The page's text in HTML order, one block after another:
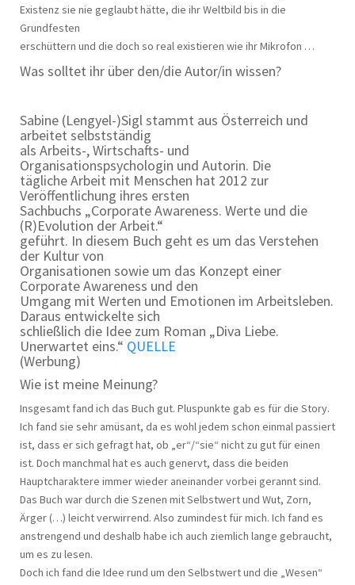
Existenz sie nie geglaubt hätte, die ihr Weltbild bis in die
Grundfesten
erschüttern und die doch so real existieren wie ihr Mikrofon …
Was solltet ihr über den/die Autor/in wissen?
Sabine (Lengyel-)Sigl stammt aus Österreich und
arbeitet selbstständig
als Arbeits-, Wirtschafts- und
Organisationspsychologin und Autorin. Die
tägliche Arbeit mit Menschen hat 2012 zur
Veröffentlichung ihres ersten
Sachbuchs „Corporate Awareness. Werte und die
(R)Evolution der Arbeit.“
geführt. In diesem Buch geht es um das Verstehen
der Kultur von
Organisationen sowie um das Konzept einer
Corporate Awareness und den
Umgang mit Werten und Emotionen im Arbeitsleben.
Daraus entwickelte sich
schließlich die Idee zum Roman „Diva Liebe.
Unerwartet eins.“ QUELLE
(Werbung)
Wie ist meine Meinung?
Insgesamt fand ich das Buch gut. Pluspunkte gab es für die Story.
Ich fand sie sehr amüsant, da es wohl jedem schon einmal passiert
ist, dass er sich gefragt hat, ob „er“/“sie“ nicht zu gut für einen
ist. Doch manchmal hat es auch genervt, dass die beiden
Hauptcharaktere immer wieder aneinander vorbei gerannt sind.
Das Buch war durch die Szenen mit Selbstwert und Wut, Zorn,
Ärger (…) leicht verwirrend. Also zumindest für mich. Ich fand es
anstrengend und deshalb habe ich auch ziemlich lange gebraucht,
um es zu lesen.
Doch ich fand die Idee rund um den Selbstwert und die „Wesen“